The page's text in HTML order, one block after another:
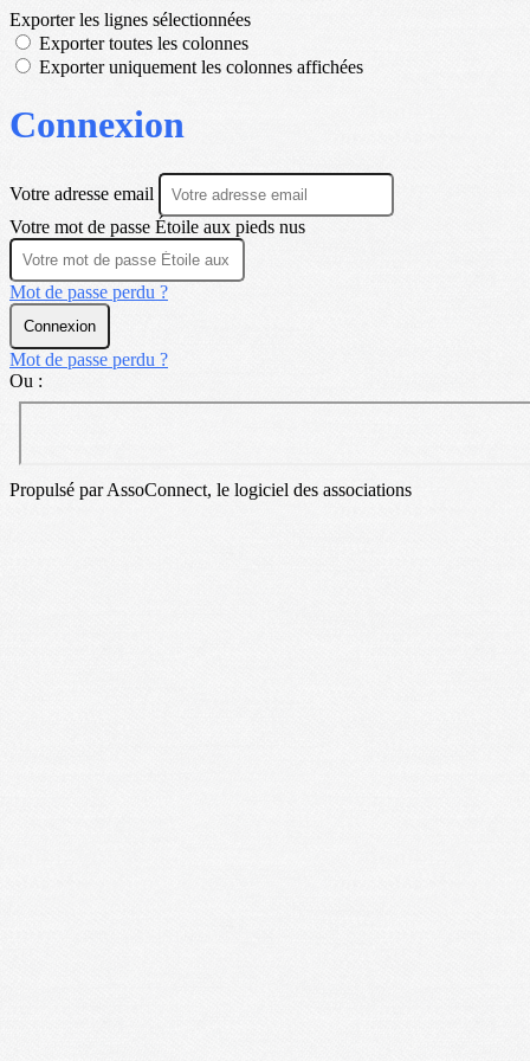
Exporter les lignes sélectionnées
Exporter toutes les colonnes
Exporter uniquement les colonnes affichées
Connexion
Votre adresse email
Votre mot de passe Étoile aux pieds nus
Mot de passe perdu ?
Connexion
Mot de passe perdu ?
Ou :
Propulsé par AssoConnect, le logiciel des associations